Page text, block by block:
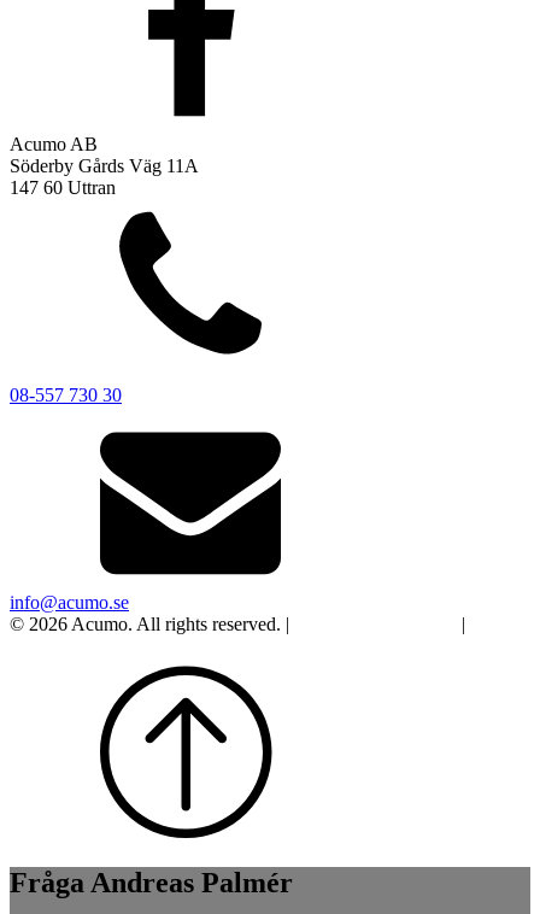
Acumo AB
Söderby Gårds Väg 11A
147 60 Uttran
08-557 730 30
info@acumo.se
© 2026 Acumo. All rights reserved. |
|
Fråga Andreas Palmér